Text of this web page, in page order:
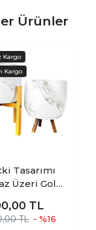
Ürünler
Tasarımı
Üzeri Gold
Saksı
Salon
TL
TL - %16